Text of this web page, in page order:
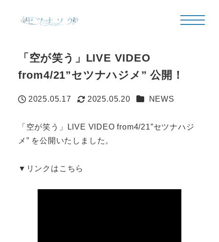
「空が笑う」LIVE VIDEO
from4/21”セツナハジメ” 公開！
投稿日
2025.05.17
更新日
2025.05.20 カテゴリー
NEWS
「空が笑う」LIVE VIDEO from4/21”セツナハジ
メ” を公開いたしました。
▼リンクはこちら